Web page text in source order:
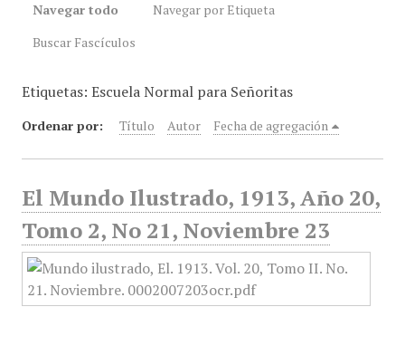
Navegar todo
Navegar por Etiqueta
Buscar Fascículos
Etiquetas: Escuela Normal para Señoritas
Ordenar por: Título Autor Fecha de agregación
El Mundo Ilustrado, 1913, Año 20,
Tomo 2, No 21, Noviembre 23